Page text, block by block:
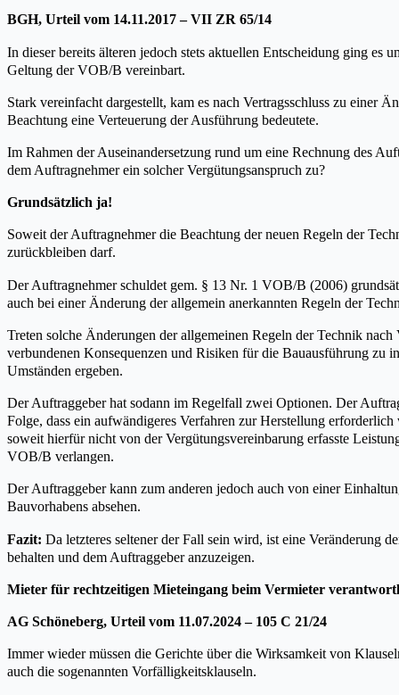
BGH, Urteil vom 14.11.2017 – VII ZR 65/14
In dieser bereits älteren jedoch stets aktuellen Entscheidung ging
Geltung der VOB/B vereinbart.
Stark vereinfacht dargestellt, kam es nach Vertragsschluss zu einer
Beachtung eine Verteuerung der Ausführung bedeutete.
Im Rahmen der Auseinandersetzung rund um eine Rechnung des
dem Auftragnehmer ein solcher Vergütungsanspruch zu?
Grundsätzlich ja!
Soweit der Auftragnehmer die Beachtung der neuen Regeln der
zurückbleiben darf.
Der Auftragnehmer schuldet gem. § 13 Nr. 1 VOB/B (2006)
auch bei einer Änderung der allgemein anerkannten Regeln der
Treten solche Änderungen der allgemeinen Regeln der Technik
verbundenen Konsequenzen und Risiken für die Bauausführung zu
Umständen ergeben.
Der Auftraggeber hat sodann im Regelfall zwei Optionen. Der
Folge, dass ein aufwändigeres Verfahren zur Herstellung
soweit hierfür nicht von der Vergütungsvereinbarung erfasste
VOB/B verlangen.
Der Auftraggeber kann zum anderen jedoch auch von einer
Bauvorhabens absehen.
Fazit: Da letzteres seltener der Fall sein wird, ist eine Veränderung
behalten und dem Auftraggeber anzuzeigen.
Mieter für rechtzeitigen Mieteingang beim Vermieter
AG Schöneberg, Urteil vom 11.07.2024 – 105 C 21/24
Immer wieder müssen die Gerichte über die Wirksamkeit von
auch die sogenannten Vorfälligkeitsklauseln.